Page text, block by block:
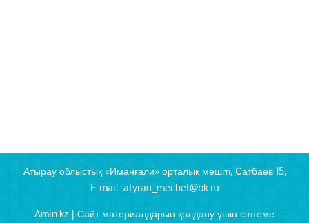
Атырау облыстық «Иманғали» орталық мешіті, Сатбаев 15,
E-mail: atyrau_mechet@bk.ru
Amin.kz | Сайт материалдарын қолдану үшін сілтеме